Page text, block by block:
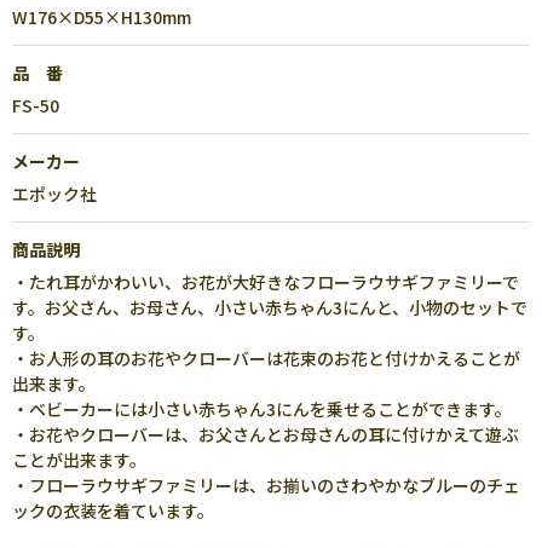
W176×D55×H130mm
品 番
FS-50
メーカー
エポック社
商品説明
・たれ耳がかわいい、お花が大好きなフローラウサギファミリーで
す。お父さん、お母さん、小さい赤ちゃん3にんと、小物のセットで
す。
・お人形の耳のお花やクローバーは花束のお花と付けかえることが
出来ます。
・ベビーカーには小さい赤ちゃん3にんを乗せることができます。
・お花やクローバーは、お父さんとお母さんの耳に付けかえて遊ぶ
ことが出来ます。
・フローラウサギファミリーは、お揃いのさわやかなブルーのチェ
ックの衣装を着ています。